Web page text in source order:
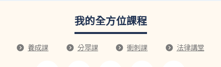
我的全方位課程
養成課 分眾課 衝刺課 法律講堂